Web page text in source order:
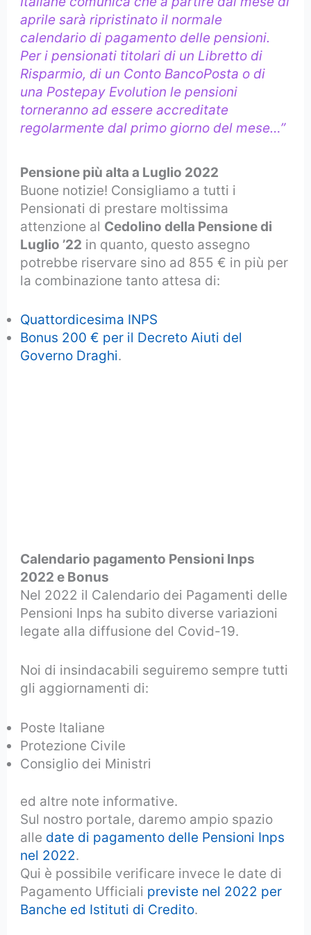
aprile sarà ripristinato il normale
calendario di pagamento delle pensioni.
Per i pensionati titolari di un Libretto di
Risparmio, di un Conto BancoPosta o di
una Postepay Evolution le pensioni
torneranno ad essere accreditate
regolarmente dal primo giorno del mese…”
Pensione più alta a Luglio 2022
Buone notizie! Consigliamo a tutti i
Pensionati di prestare moltissima
attenzione al Cedolino della Pensione di
Luglio ’22 in quanto, questo assegno
potrebbe riservare sino ad 855 € in più per
la combinazione tanto attesa di:
Quattordicesima INPS
Bonus 200 € per il Decreto Aiuti del
Governo Draghi.
Calendario pagamento Pensioni Inps
2022 e Bonus
Nel 2022 il Calendario dei Pagamenti delle
Pensioni Inps ha subito diverse variazioni
legate alla diffusione del Covid-19.
Noi di insindacabili seguiremo sempre tutti
gli aggiornamenti di:
Poste Italiane
Protezione Civile
Consiglio dei Ministri
ed altre note informative.
Sul nostro portale, daremo ampio spazio
alle date di pagamento delle Pensioni Inps
nel 2022.
Qui è possibile verificare invece le date di
Pagamento Ufficiali previste nel 2022 per
Banche ed Istituti di Credito.